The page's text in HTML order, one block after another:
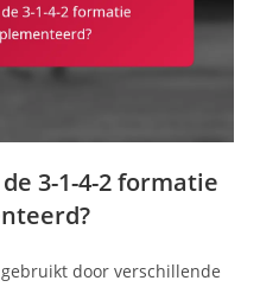
3-1-4-2 formatie
door verschillende